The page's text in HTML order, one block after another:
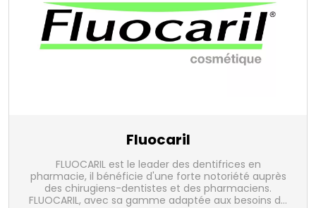
Fluocaril
FLUOCARIL est le leader des dentifrices en
pharmacie, il bénéficie d'une forte notoriété auprès
des chirugiens-dentistes et des pharmaciens.
FLUOCARIL, avec sa gamme adaptée aux besoins de